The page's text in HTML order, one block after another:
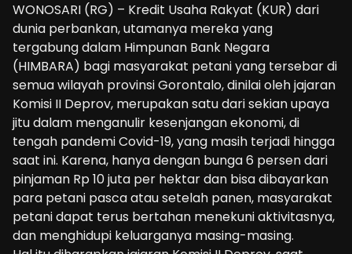
WONOSARI (RG) – Kredit Usaha Rakyat (KUR) dari
dunia perbankan, utamanya mereka yang
tergabung dalam Himpunan Bank Negara
(HIMBARA) bagi masyarakat petani yang tersebar di
semua wilayah provinsi Gorontalo, dinilai oleh jajaran
Komisi II Deprov, merupakan satu dari sekian upaya
jitu dalam menganulir kesenjangan ekonomi, di
tengah pandemi Covid-19, yang masih terjadi hingga
saat ini. Karena, hanya dengan bunga 6 persen dari
pinjaman Rp 10 juta per hektar dan bisa dibayarkan
para petani pasca atau setelah panen, masyarakat
petani dapat terus bertahan menekuni aktivitasnya,
dan menghidupi keluarganya masing-masing.